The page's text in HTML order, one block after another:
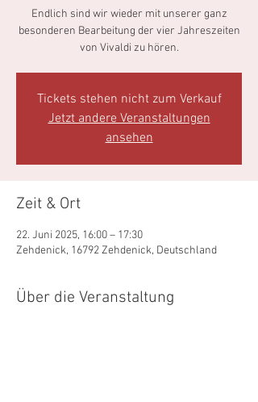
Endlich sind wir wieder mit unserer ganz
besonderen Bearbeitung der vier Jahreszeiten
von Vivaldi zu hören.
Tickets stehen nicht zum Verkauf
Jetzt andere Veranstaltungen
ansehen
Zeit & Ort
22. Juni 2025, 16:00 – 17:30
Zehdenick, 16792 Zehdenick, Deutschland
Über die Veranstaltung